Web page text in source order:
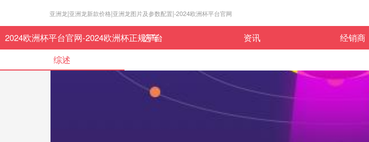
亚洲龙|亚洲龙新款价格|亚洲龙图片及参数配置|-2024欧洲杯平台官网
2024欧洲杯平台官网-2024欧洲杯正规平台
选车 资讯 经销商
综述